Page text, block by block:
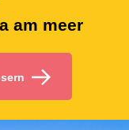
am meer